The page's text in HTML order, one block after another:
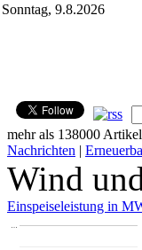
Sonntag, 9.8.2026
mehr als 138000
Nachrichten |
Wind
Einspeiseleistung in
…